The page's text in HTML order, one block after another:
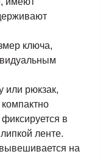
ключа,
или рюкзак,
в
ленте.
на